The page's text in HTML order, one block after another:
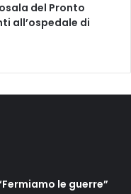
del Pronto
all’ospedale di
le guerre”